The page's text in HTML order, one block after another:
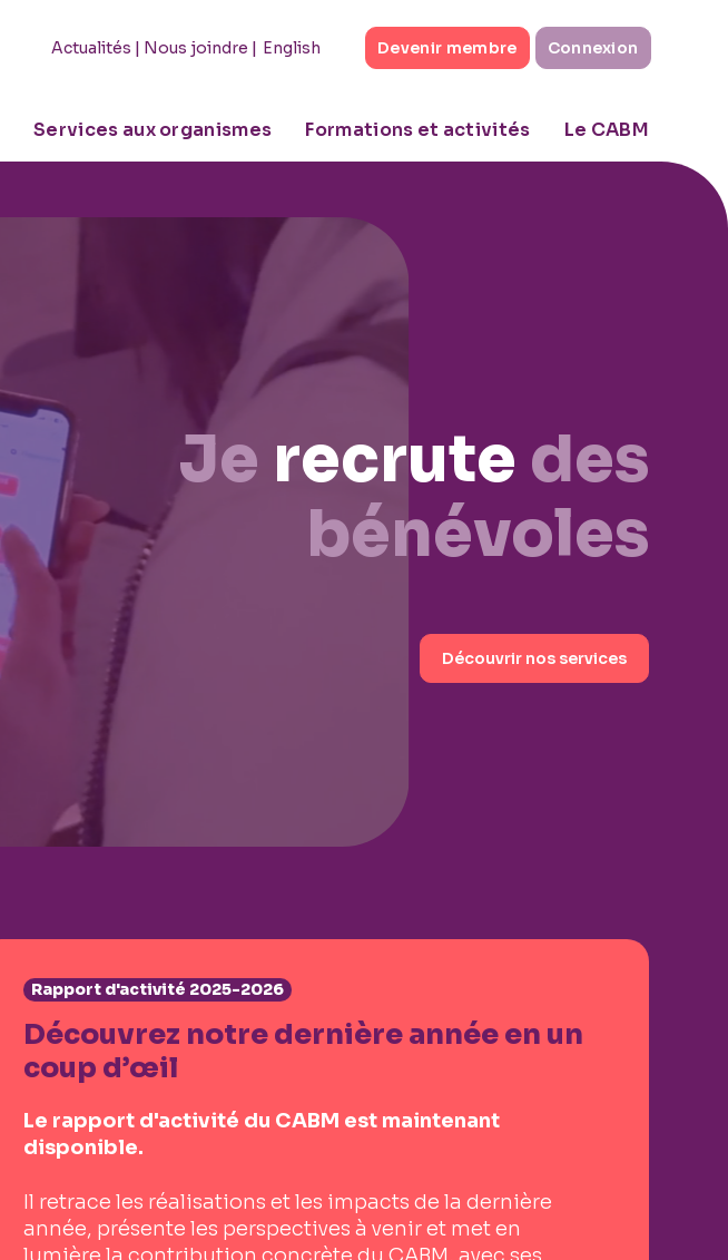
Actualités | Nous joindre | Devenir membre Connexion
English
Services aux organismes Formations et activités Le CABM
Je recrute des
bénévoles
Découvrir nos services
Rapport d'activité 2025-2026
Découvrez notre dernière année en un
coup d’œil
Le rapport d'activité du CABM est maintenant
disponible.
Il retrace les réalisations et les impacts de la dernière
année, présente les perspectives à venir et met en